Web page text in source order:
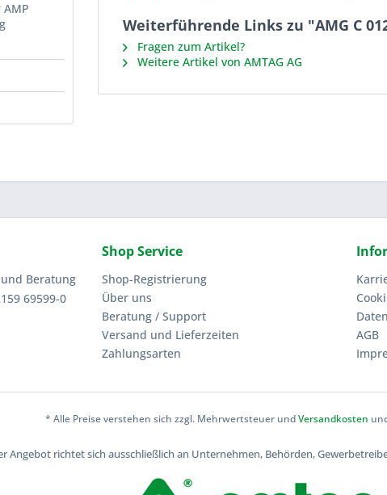
Weiterführende Links zu "AMG C
Fragen zum Artikel?
Weitere Artikel von AMTAG AG
Beratung
69599-0
Shop Service
Shop-Registrierung
Über uns
Beratung / Support
Versand und Lieferzeiten
Zahlungsarten
AGB
* Alle Preise verstehen sich zzgl. Mehrwertsteuer undVersandkosten
Angebot richtet sich ausschließlich an Unternehmen, Behörden,